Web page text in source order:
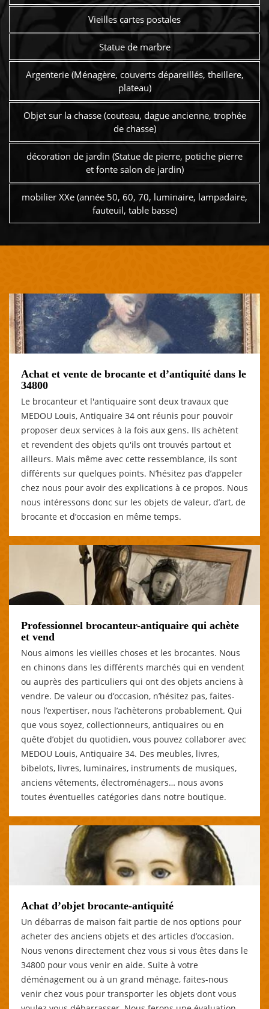
Vieilles cartes postales
Statue de marbre
Argenterie (Ménagère, couverts dépareillés, theillere,
plateau)
Objet sur la chasse (couteau, dague ancienne, trophée
de chasse)
décoration de jardin (Statue de pierre, potiche pierre
et fonte salon de jardin)
mobilier XXe (année 50, 60, 70, luminaire, lampadaire,
fauteuil, table basse)
Achat et vente de brocante et d’antiquité dans le
34800
Le brocanteur et l'antiquaire sont deux travaux que
MEDOU Louis, Antiquaire 34 ont réunis pour pouvoir
proposer deux services à la fois aux gens. Ils achètent
et revendent des objets qu'ils ont trouvés partout et
ailleurs. Mais même avec cette ressemblance, ils sont
différents sur quelques points. N’hésitez pas d’appeler
chez nous pour avoir des explications à ce propos. Nous
nous intéressons donc sur les objets de valeur, d’art, de
brocante et d’occasion en même temps.
Professionnel brocanteur-antiquaire qui achète
et vend
Nous aimons les vieilles choses et les brocantes. Nous
en chinons dans les différents marchés qui en vendent
ou auprès des particuliers qui ont des objets anciens à
vendre. De valeur ou d’occasion, n’hésitez pas, faites-
nous l’expertiser, nous l’achèterons probablement. Qui
que vous soyez, collectionneurs, antiquaires ou en
quête d’objet du quotidien, vous pouvez collaborer avec
MEDOU Louis, Antiquaire 34. Des meubles, livres,
bibelots, livres, luminaires, instruments de musiques,
anciens vêtements, électroménagers… nous avons
toutes éventuelles catégories dans notre boutique.
Achat d’objet brocante-antiquité
Un débarras de maison fait partie de nos options pour
acheter des anciens objets et des articles d’occasion.
Nous venons directement chez vous si vous êtes dans le
34800 pour vous venir en aide. Suite à votre
déménagement ou à un grand ménage, faites-nous
venir chez vous pour transporter les objets dont vous